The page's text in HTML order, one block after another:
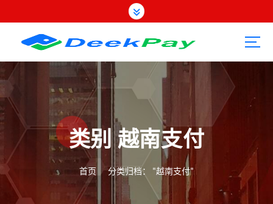
转
容
类别 越南支付
首页 分类归档： "越南支付"